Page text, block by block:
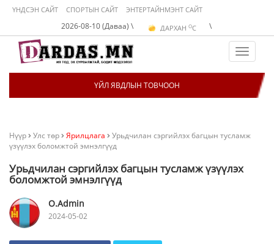
ҮНДСЭН САЙТ СПОРТЫН САЙТ ЭНТЕРТАЙНМЭНТ САЙТ
2026-08-10 (Даваа) \ ДАРХАН OC
ЭРДЭНЭТ C
\
Toggle
ҮЙЛ ЯВДЛЫН ТОВЧООН
Нүүр Улс төр Ярилцлага
Урьдчилан сэргийлэх багцын тусламж
үзүүлэх боломжтой эмнэлгүүд
Урьдчилан сэргийлэх багцын тусламж үзүүлэх
боломжтой эмнэлгүүд
O.Admin
2024-05-02